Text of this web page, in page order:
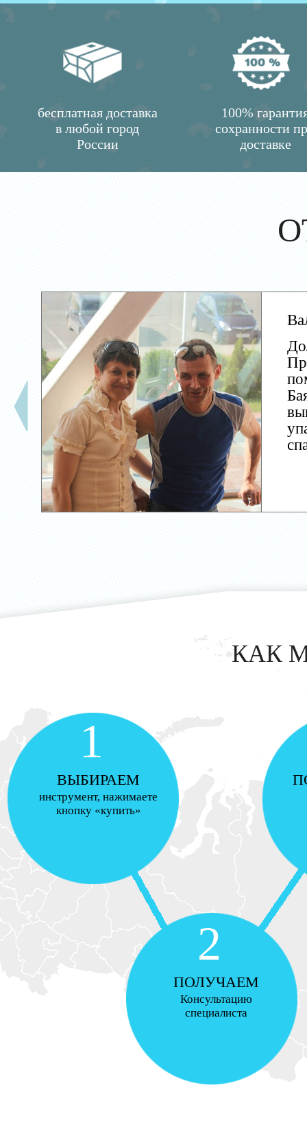
бесплатная доставка
в любой город
России
100%
сохранности
доставке
КАК
1
ВЫБИРАЕМ
инструмент, нажимаете
кнопку «купить»
2
ПОЛУЧАЕМ
Консультацию
специалиста